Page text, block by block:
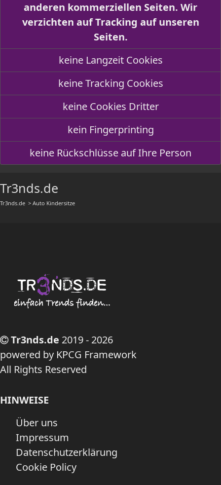
anderen kommerziellen Seiten. Wir
verzichten auf Tracking auf unseren
Seiten.
keine Langzeit Cookies
keine Tracking Cookies
keine Cookies Dritter
kein Fingerprinting
keine Rückschlüsse auf Ihre Person
Tr3nds.de
Tr3nds.de > Auto Kindersitze
Tr3nds.de 2019 - 2026
powered by KPCG Framework
All Rights Reserved
HINWEISE
Über uns
Impressum
Datenschutzerklärung
Cookie Policy